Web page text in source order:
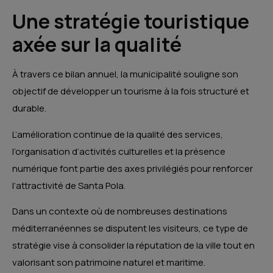
Une stratégie touristique
axée sur la qualité
À travers ce bilan annuel, la municipalité souligne son
objectif de développer un tourisme à la fois structuré et
durable.
L’amélioration continue de la qualité des services,
l’organisation d’activités culturelles et la présence
numérique font partie des axes privilégiés pour renforcer
l’attractivité de Santa Pola.
Dans un contexte où de nombreuses destinations
méditerranéennes se disputent les visiteurs, ce type de
stratégie vise à consolider la réputation de la ville tout en
valorisant son patrimoine naturel et maritime.